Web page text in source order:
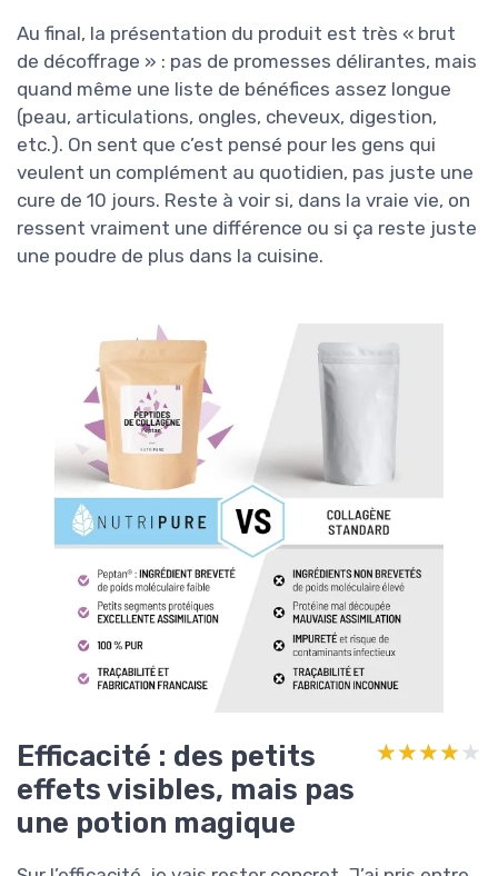
Au final, la présentation du produit est très « brut
de décoffrage » : pas de promesses délirantes, mais
quand même une liste de bénéfices assez longue
(peau, articulations, ongles, cheveux, digestion,
etc.). On sent que c’est pensé pour les gens qui
veulent un complément au quotidien, pas juste une
cure de 10 jours. Reste à voir si, dans la vraie vie, on
ressent vraiment une différence ou si ça reste juste
une poudre de plus dans la cuisine.
Efficacité : des petits
effets visibles, mais pas
une potion magique
★★★★★
★★★★★